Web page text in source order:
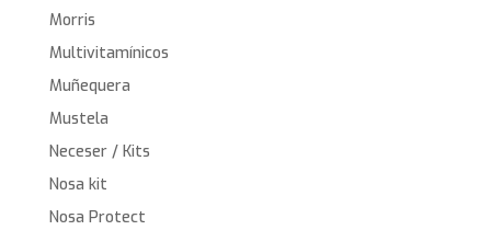
Morris
Multivitamínicos
Muñequera
Mustela
Neceser / Kits
Nosa kit
Nosa Protect